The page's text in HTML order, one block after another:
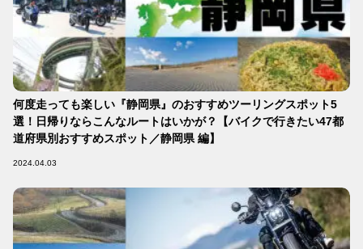
何度走っても楽しい『静岡県』のおすすめツーリングスポット5
選！日帰りならこんなルートはいかが？【バイクで行きたい47都
道府県別おすすめスポット／静岡県 編】
2024.04.03